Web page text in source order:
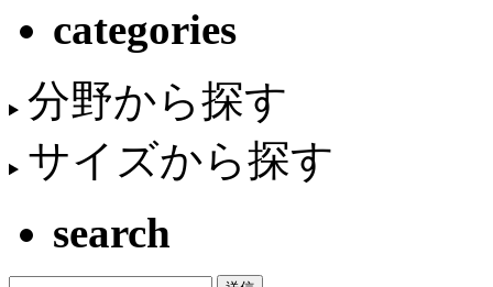
categories
分野から探す
サイズから探す
search